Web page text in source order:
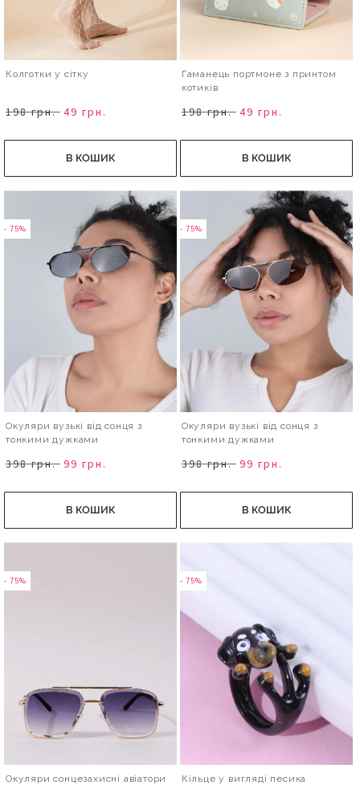
Колготки у сітку
198 грн. 49 грн.
В КОШИК
Гаманець портмоне з принтом
котиків
198 грн. 49 грн.
В КОШИК
- 75%
Окуляри вузькі від сонця з
тонкими дужками
398 грн. 99 грн.
В КОШИК
- 75%
Окуляри вузькі від сонця з
тонкими дужками
398 грн. 99 грн.
В КОШИК
- 75%
Окуляри сонцезахисні авіатори
- 75%
Кільце у вигляді песика